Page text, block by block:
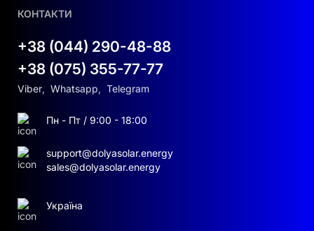
КОНТАКТИ
+38 (044) 290-48-88
+38 (075) 355-77-77
Viber, Whatsapp, Telegram
Пн - Пт / 9:00 - 18:00
support@dolyasolar.energy
sales@dolyasolar.energy
Україна